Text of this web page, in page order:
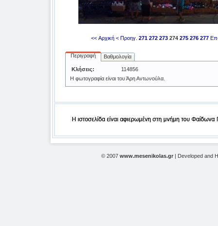
<< Αρχική < Προηγ. 271 272 273 274 275 276 277
Περιγραφή Βαθμολογία
Κλήσεις:
114856
H φωτογραφία είναι του Άρη Αντωνούλα.
© 2007 www.mesenikolas.gr | Developed and